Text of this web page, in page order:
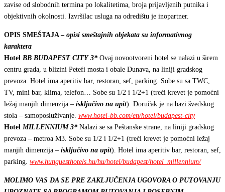
zavise od slobodnih termina po lokalitetima, broja prijavljenih putnika i
objektivnih okolnosti. Izvršilac usluga na odredištu je inopartner.
OPIS SMEŠTAJA – opisi smeštajnih objekata su informativnog
karaktera
Hotel BB BUDAPEST CITY 3* Ovaj novootvoreni hotel se nalazi u širem
centru grada, u blizini Petefi mosta i obale Dunava, na liniji gradskog
prevoza. Hotel ima aperitiv bar, restoran, sef, parking. Sobe su sa TWC,
TV, mini bar, klima, telefon… Sobe su 1/2 i 1/2+1 (treći krevet je pomoćni
ležaj manjih dimenzija – isključivo na upit). Doručak je na bazi švedskog
stola – samoposluživanje. www.hotel-bb.com/en/hotel/budapest-city
Hotel MILLENNIUM 3* Nalazi se sa Peštanske strane, na liniji gradskog
prevoza – metroa M3. Sobe su 1/2 i 1/2+1 (treći krevet je pomoćni ležaj
manjih dimenzija – isključivo na upit). Hotel ima aperitiv bar, restoran, sef,
parking. www.hunguesthotels.hu/hu/hotel/budapest/hotel_millennium/
MOLIMO VAS DA SE PRE ZAKLJUČENJA UGOVORA O PUTOVANJU